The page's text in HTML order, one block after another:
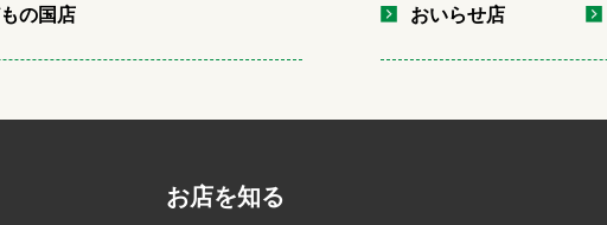
の国店 おいらせ店
お店を知る